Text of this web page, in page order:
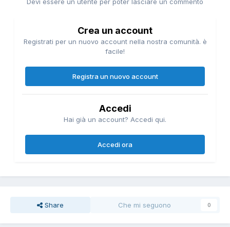
Crea un account
Registrati per un nuovo account nella nostra comunità. è
facile!
Registra un nuovo account
Accedi
Hai già un account? Accedi qui.
Accedi ora
Share Che mi seguono 0